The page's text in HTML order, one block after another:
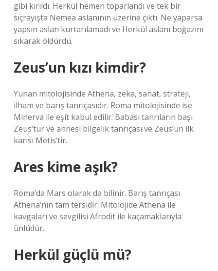
gibi kırıldı. Herkül hemen toparlandı ve tek bir
sıçrayışta Nemea aslanının üzerine çıktı. Ne yaparsa
yapsın aslan kurtarılamadı ve Herkül aslanı boğazını
sıkarak öldürdü.
Zeus’un kızı kimdir?
Yunan mitolojisinde Athena, zeka, sanat, strateji,
ilham ve barış tanrıçasıdır. Roma mitolojisinde ise
Minerva ile eşit kabul edilir. Babası tanrıların başı
Zeus’tur ve annesi bilgelik tanrıçası ve Zeus’un ilk
karısı Metis’tir.
Ares kime aşık?
Roma’da Mars olarak da bilinir. Barış tanrıçası
Athena’nın tam tersidir. Mitolojide Athena ile
kavgaları ve sevgilisi Afrodit ile kaçamaklarıyla
ünlüdür.
Herkül güçlü mü?